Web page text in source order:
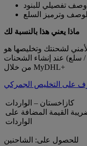
وصف تفصيلي للبنود
وترميز السلع
ماذا يعني هذا بالنسبة لك
لشحنتك وتخليصها هو
عند إنشاء الشحنات
من خلال MyDHL+
على التخليص الجمركي
كازاخستان – الواردات
القيمة المضافة على
الواردات
للحصول على: الشاحنين